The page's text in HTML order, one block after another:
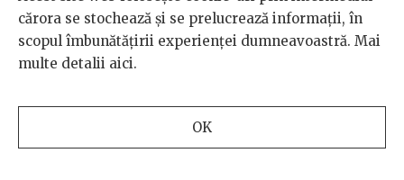
Sate însetate, orașe privilegiate. O criză
anunțată a apelor subterane accentuează
cărora se stochează și se prelucrează informații, în
scopul îmbunătățirii experienței dumneavoastră. Mai
multe detalii aici.
OK